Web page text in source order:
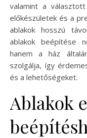
valamint a
előkészületek és a
ablakok hosszú
ablakok beépítése
hanem a ház
szolgálja, így
és a lehetőségeket.
Ablakok